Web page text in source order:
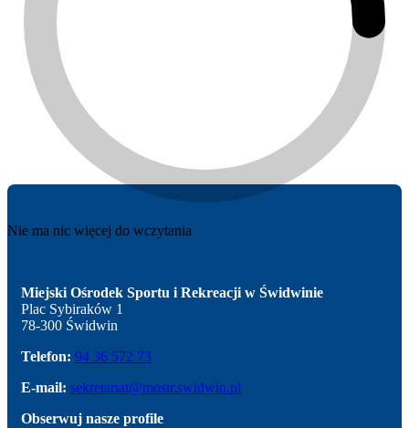
Nie ma nic więcej do wczytania
Miejski Ośrodek Sportu i Rekreacji w Świdwinie
Plac Sybiraków 1
78-300 Świdwin
Telefon: 94 36 572 73
E-mail: sekretariat@mosir.swidwin.pl
Obserwuj nasze profile